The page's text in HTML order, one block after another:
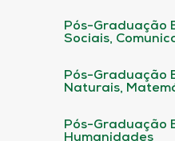
Pós-Graduação
Sociais,
Pós-Graduação
Naturais,
Pós-Graduação
Humanidades